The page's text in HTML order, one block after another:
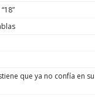
que ya no confía en su